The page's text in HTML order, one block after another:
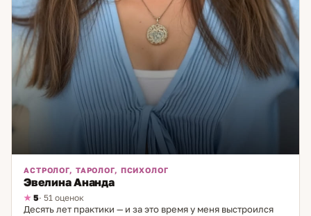
АСТРОЛОГ, ТАРОЛОГ, ПСИХОЛОГ
Эвелина Ананда
5· 51 оценок
Десять лет практики — и за это время у меня выстроился